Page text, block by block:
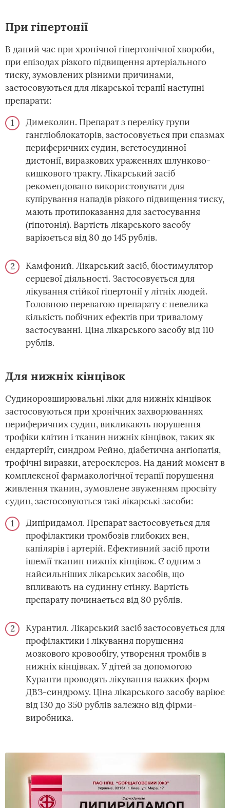
При гіпертонії
В даний час при хронічної гіпертонічної хвороби,
при епізодах різкого підвищення артеріального
тиску, зумовлених різними причинами,
застосовуються для лікарської терапії наступні
препарати:
Димеколин. Препарат з переліку групи
гангліоблокаторів, застосовується при спазмах
периферичних судин, вегетосудинної
дистонії, виразкових ураженнях шлунково-
кишкового тракту. Лікарський засіб
рекомендовано використовувати для
купірування нападів різкого підвищення тиску,
мають протипоказання для застосування
(гіпотонія). Вартість лікарського засобу
варіюється від 80 до 145 рублів.
Камфоний. Лікарський засіб, біостимулятор
серцевої діяльності. Застосовується для
лікування стійкої гіпертонії у літніх людей.
Головною перевагою препарату є невелика
кількість побічних ефектів при тривалому
застосуванні. Ціна лікарського засобу від 110
рублів.
Для нижніх кінцівок
Судинорозширювальні ліки для нижніх кінцівок
застосовуються при хронічних захворюваннях
периферичних судин, викликають порушення
трофіки клітин і тканин нижніх кінцівок, таких як
ендартеріїт, синдром Рейно, діабетична ангіопатія,
трофічні виразки, атеросклероз. На даний момент в
комплексної фармакологічної терапії порушення
живлення тканин, зумовлене звуженням просвіту
судин, застосовуються такі лікарські засоби:
Дипіридамол. Препарат застосовується для
профілактики тромбозів глибоких вен,
капілярів і артерій. Ефективний засіб проти
ішемії тканин нижніх кінцівок. Є одним з
найсильніших лікарських засобів, що
впливають на судинну стінку. Вартість
препарату починається від 80 рублів.
Курантил. Лікарський засіб застосовується для
профілактики і лікування порушення
мозкового кровообігу, утворення тромбів в
нижніх кінцівках. У дітей за допомогою
Куранти проводять лікування важких форм
ДВЗ-синдрому. Ціна лікарського засобу варіює
від 130 до 350 рублів залежно від фірми-
виробника.